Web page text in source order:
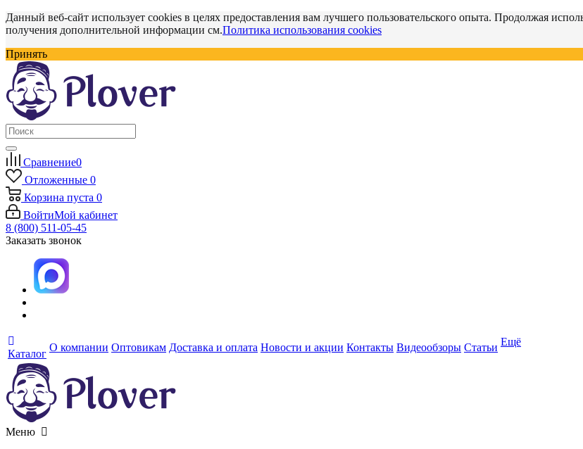
Данный веб-сайт использует cookies в целях предоставления вам лучшего пользовательского опыта. Продолжая
получения дополнительной информации см.Политика использования cookies
Принять
Сравнение0
Отложенные 0
Корзина пуста 0
ВойтиМой кабинет
8 (800) 511-05-45
Заказать звонок
Каталог
О компании Оптовикам Доставка и оплата Новости и акции Контакты Видеообзоры Статьи Ещё
Меню